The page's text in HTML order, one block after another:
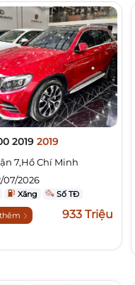
2019 2019
7,Hồ Chí Minh
07/2026
Xăng Số TĐ
933 Triệu